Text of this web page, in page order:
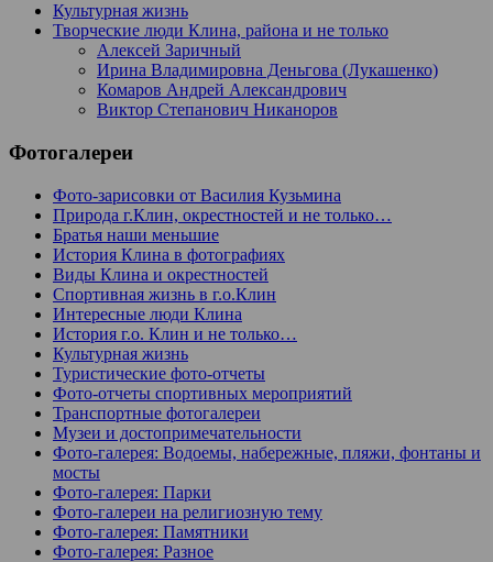
Культурная жизнь
Творческие люди Клина, района и не только
Алексей Заричный
Ирина Владимировна Деньгова (Лукашенко)
Комаров Андрей Александрович
Виктор Степанович Никаноров
Фотогалереи
Фото-зарисовки от Василия Кузьмина
Природа г.Клин, окрестностей и не только…
Братья наши меньшие
История Клина в фотографиях
Виды Клина и окрестностей
Спортивная жизнь в г.о.Клин
Интересные люди Клина
История г.о. Клин и не только…
Культурная жизнь
Туристические фото-отчеты
Фото-отчеты спортивных мероприятий
Транспортные фотогалереи
Музеи и достопримечательности
Фото-галерея: Водоемы, набережные, пляжи, фонтаны и
мосты
Фото-галерея: Парки
Фото-галереи на религиозную тему
Фото-галерея: Памятники
Фото-галерея: Разное